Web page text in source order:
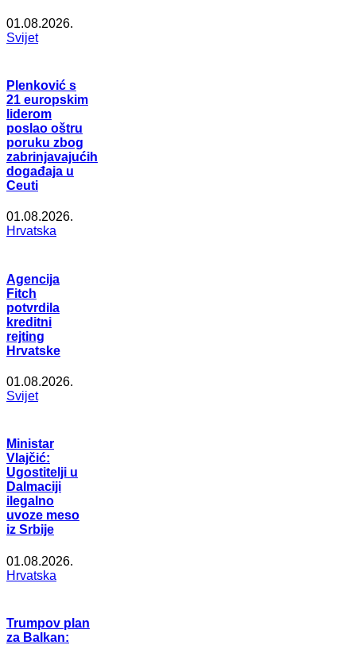
01.08.2026.
Svijet
Plenković s
21 europskim
liderom
poslao oštru
poruku zbog
zabrinjavajućih
događaja u
Ceuti
01.08.2026.
Hrvatska
Agencija
Fitch
potvrdila
kreditni
rejting
Hrvatske
01.08.2026.
Svijet
Ministar
Vlajčić:
Ugostitelji u
Dalmaciji
ilegalno
uvoze meso
iz Srbije
01.08.2026.
Hrvatska
Trumpov plan
za Balkan: